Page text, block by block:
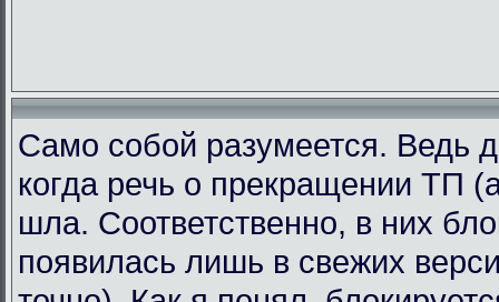
Само собой разумеется. Ведь
когда речь о прекращении ТП
шла. Соответственно, в них
появилась лишь в свежих